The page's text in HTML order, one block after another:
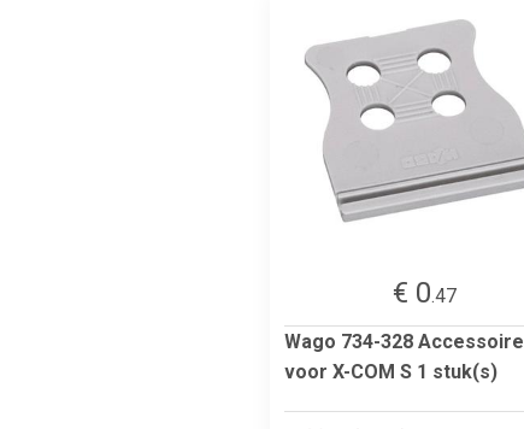
€ 0.47
Wago 734-328 Accessoire
voor X-COM S 1 stuk(s)